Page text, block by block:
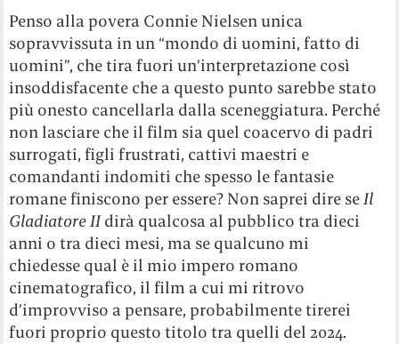
Penso alla povera Connie Nielsen unica
sopravvissuta in un “mondo di uomini, fatto di
uomini”, che tira fuori un’interpretazione così
insoddisfacente che a questo punto sarebbe stato
più onesto cancellarla dalla sceneggiatura. Perché
non lasciare che il film sia quel coacervo di padri
surrogati, figli frustrati, cattivi maestri e
comandanti indomiti che spesso le fantasie
romane finiscono per essere? Non saprei dire seIl
Gladiatore IIdirà qualcosa al pubblico tra dieci
anni o tra dieci mesi, ma se qualcuno mi
chiedesse qual è il mio impero romano
cinematografico, il film a cui mi ritrovo
d’improvviso a pensare, probabilmente tirerei
fuori proprio questo titolo tra quelli del 2024.